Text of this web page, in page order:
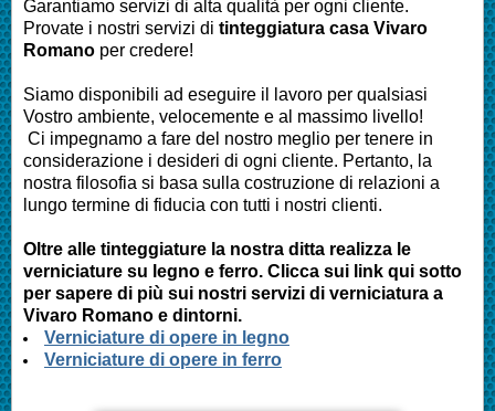
Garantiamo servizi di alta qualità per ogni cliente.
Provate i nostri servizi di tinteggiatura casa Vivaro
Romano per credere!
Siamo disponibili ad eseguire il lavoro per qualsiasi
Vostro ambiente, velocemente e al massimo livello!
Ci impegnamo a fare del nostro meglio per tenere in
considerazione i desideri di ogni cliente. Pertanto, la
nostra filosofia si basa sulla costruzione di relazioni a
lungo termine di fiducia con tutti i nostri clienti.
Oltre alle tinteggiature la nostra ditta realizza le
verniciature su legno e ferro. Clicca sui link qui sotto
per sapere di più sui nostri servizi di verniciatura a
Vivaro Romano e dintorni.
Verniciature di opere in legno
Verniciature di opere in ferro